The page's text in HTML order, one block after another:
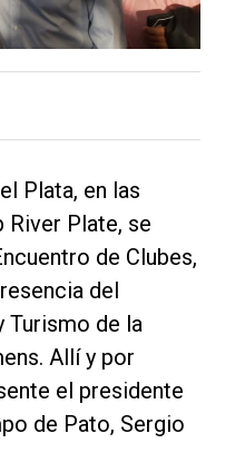
Plata, en las
River Plate, se
de Clubes,
del
Turismo de la
Allí y por
el presidente
de Pato, Sergio